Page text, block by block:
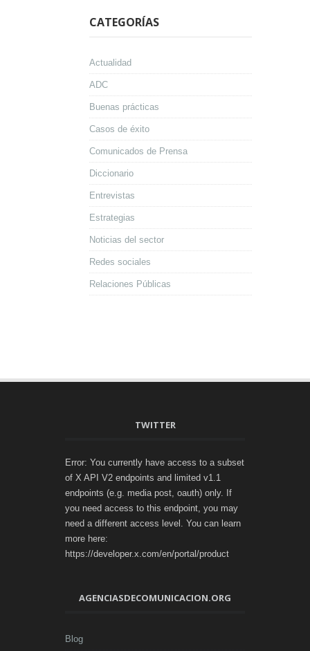
CATEGORÍAS
Actualidad
ADC
Buenas prácticas
Casos de éxito
Comunicados de Prensa
Diccionario
Entrevistas
Estrategias
Noticias del sector
Redes sociales
Relaciones Públicas
TWITTER
Error: You currently have access to a subset
of X API V2 endpoints and limited v1.1
endpoints (e.g. media post, oauth) only. If
you need access to this endpoint, you may
need a different access level. You can learn
more here:
https://developer.x.com/en/portal/product
AGENCIASDECOMUNICACION.ORG
Blog